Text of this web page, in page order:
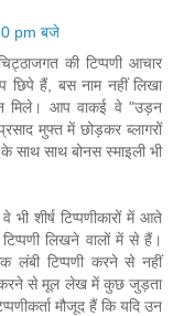
pm बजे
की टिप्पणी आचार
हैं, बस नाम नहीं लिखा
न मिले। आप वाकई वे "उड़न
मुफ्त में छोड़कर ब्लागरों
साथ बोनस स्माइली भी
शीर्ष टिप्पणीकारों में आते
टिप्पणी लिखने वालों में से हैं।
टिप्पणी करने से नहीं
करने से मूल लेख में कुछ जुड़ता
मौजूद हैं कि यदि उन